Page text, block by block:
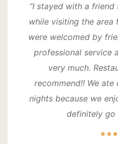
“I stayed with a
while visiting the area
were welcomed by
professional service
very much.
recommend!! We
nights because we
definitely go